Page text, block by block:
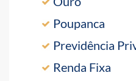
Poupanca
Previdência
Renda Fixa